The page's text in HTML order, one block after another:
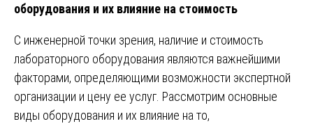
оборудования и их влияние на стоимость
С инженерной точки зрения, наличие и стоимость
лабораторного оборудования являются важнейшими
факторами, определяющими возможности экспертной
организации и цену ее услуг. Рассмотрим основные
виды оборудования и их влияние на то,